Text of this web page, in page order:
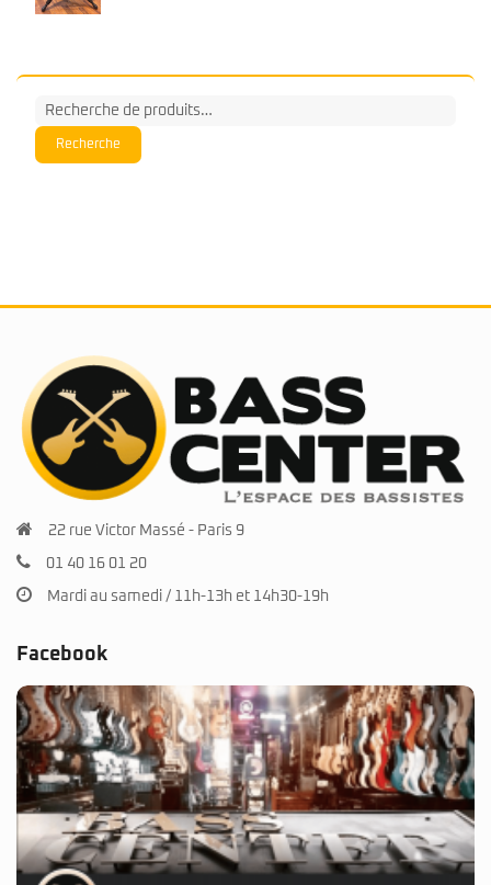
Recherche
pour :
Recherche
22 rue Victor Massé - Paris 9
01 40 16 01 20
Mardi au samedi / 11h-13h et 14h30-19h
Facebook